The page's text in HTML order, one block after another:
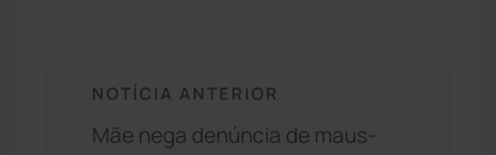
NOTÍCIA ANTERIOR
Mãe nega denúncia de maus-